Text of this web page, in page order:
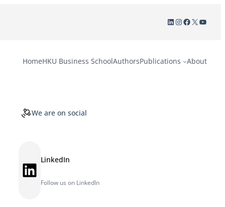
LinkedIn
Instagram
Facebook
X
HomeHKU Business SchoolAuthorsPublications About
We are on social
LinkedIn LinkedIn
Follow us on LinkedIn